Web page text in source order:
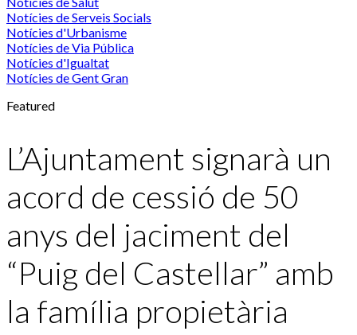
Notícies de Serveis Socials
Notícies d'Urbanisme
Notícies de Via Pública
Notícies d'Igualtat
Notícies de Gent Gran
Featured
L’Ajuntament signarà un
acord de cessió de 50
anys del jaciment del
“Puig del Castellar” amb
la família propietària